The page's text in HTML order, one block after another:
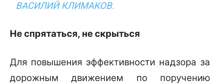
ВАСИЛИЙ КЛИМАКОВ.
Не спрятаться, не скрыться
Для повышения эффективности надзора за
дорожным движением по поручению